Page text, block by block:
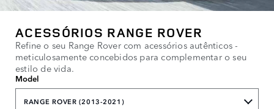
ACESSÓRIOS RANGE ROVER
Refine o seu Range Rover com acessórios autênticos -
meticulosamente concebidos para complementar o seu
estilo de vida.
Model
RANGE ROVER (2013-2021)